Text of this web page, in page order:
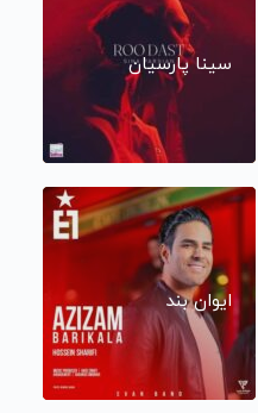
سینا پارسیان
ایوان بند